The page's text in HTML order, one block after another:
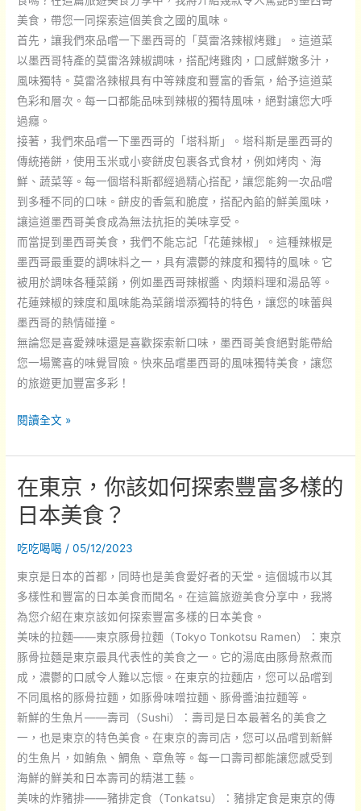
忌
釀
造
的
新
篇
章
美食，帶您一同探索這個美食之國的風味。
首先，讓我們來品嚐一下墨西哥的「莫雷洛辣椒烤雞」。這道菜
以墨西哥特產的莫雷洛辣椒調味，搭配烤雞肉，口感鮮嫩多汁，
風味獨特。莫雷洛辣椒具有中等辣度和豐富的香氣，給予這道菜
色彩和層次。每一口都能品味到辣椒的獨特風味，絕對讓您大呼
過癮。
接著，我們來品嚐一下墨西哥的「塔科斯」。塔科斯是墨西哥的
傳統捲餅，使用玉米或小麥餅皮包裹各式食材，例如烤肉、海
鮮、蔬菜等。每一個塔科斯都經過精心搭配，讓您能夠一次品嚐
到多種不同的口味。餅皮的香氣和脆度，搭配內餡的鮮美風味，
讓這道墨西哥美食成為無法抗拒的美味享受。
而當提到墨西哥美食，我們不能忘記「花蓮辣椒」。這種辣椒是
墨西哥最重要的調味料之一，具有濃鬱的辣度和獨特的風味。它
被用於調味各種菜餚，例如墨西哥辣椒醬、肉類料理和湯品等。
花蓮辣椒的辣度和風味能為菜餚增添獨特的特色，讓您的味蕾與
墨西哥的熱情碰撞。
無論您是喜愛辣味還是喜歡探索新口味，墨西哥美食絕對能帶給
您一場驚喜的味覺冒險。快來品嚐墨西哥的風味獨特美食，讓您
的旅遊更加豐富多彩！
你
經
品
嚐
過
哪
風
味
獨
特
的
墨
西
哥
美
食？
閱讀全文 »
在東京，你該如何探索豐富多樣的
日本美食？
吃吃喝喝 /05/12/2023
東京是日本的首都，同時也是美食愛好者的天堂。這個城市以其
多樣性和豐富的日本美食而聞名。在這篇旅遊美食分享中，我將
為您介紹在東京該如何探索豐富多樣的日本美食。
美味的拉麵——東京豚骨拉麵（Tokyo Tonkotsu Ramen）：東京
豚骨拉麵是東京最具代表性的美食之一。它的湯底由豚骨熬煮而
成，濃鬱的口感令人難以忘懷。在東京的拉麵店，您可以品嚐到
不同風格的豚骨拉麵，如豚骨味噌拉麵、豚骨醬油拉麵等。
新鮮的生魚片——壽司（Sushi）：壽司是日本最著名的美食之
一，也是東京的特色美食。在東京的壽司店，您可以品嚐到新鮮
的生魚片，如鮪魚、鯛魚、章魚等。每一口壽司都能讓您感受到
海鮮的鮮美和日本壽司的精湛工藝。
美味的炸豬排——豬排定食（Tonkatsu）：豬排定食是東京的傳